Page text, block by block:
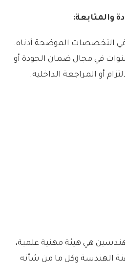
والمتابعة:
في التخصصات الموضحة أدناه.
لا تقل عن 5 سنوات في مجال ضمان الجودة أو
أو المراجعة الداخلية.
هي هيئة مهنية علمية،
الهندسة وكل ما من شأنه